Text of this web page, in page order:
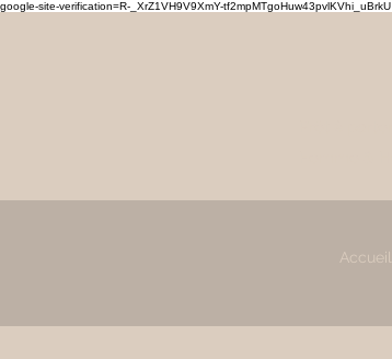
google-site-verification=R-_XrZ1VH9V9XmY-tf2mpMTgoHuw43pvlKVhi_uBrkU
Accueil